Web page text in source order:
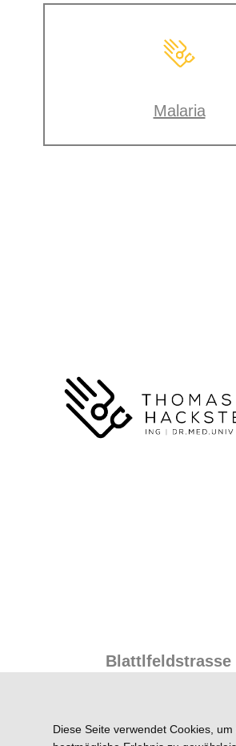
Malaria
Blattlfeldstrasse
Fax.: +43(0)6582/
Diese Seite verwendet Cookies, um